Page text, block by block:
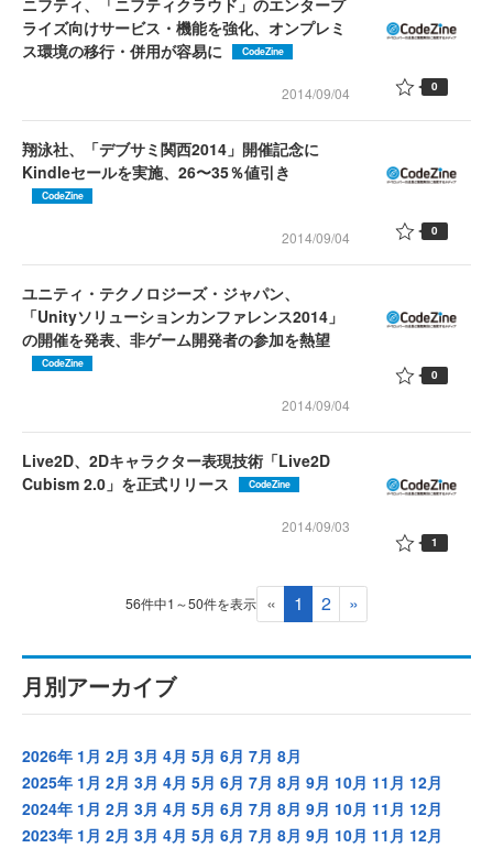
ニフティ、「ニフティクラウド」のエンタープ
ライズ向けサービス・機能を強化、オンプレミ
ス環境の移行・併用が容易に
CodeZine
2014/09/04 0
翔泳社、「デブサミ関西2014」開催記念に
Kindleセールを実施、26〜35％値引き
CodeZine
2014/09/04 0
ユニティ・テクノロジーズ・ジャパン、
「Unityソリューションカンファレンス2014」
の開催を発表、非ゲーム開発者の参加を熱望
CodeZine
2014/09/04
0
Live2D、2Dキャラクター表現技術「Live2D
Cubism 2.0」を正式リリース
CodeZine
2014/09/03
1
56件中1～50件を表示 « 1 2 »
月別アーカイブ
2026年 1月 2月 3月 4月 5月 6月 7月 8月
2025年 1月 2月 3月 4月 5月 6月 7月 8月 9月 10月 11月 12月
2024年 1月 2月 3月 4月 5月 6月 7月 8月 9月 10月 11月 12月
2023年 1月 2月 3月 4月 5月 6月 7月 8月 9月 10月 11月 12月